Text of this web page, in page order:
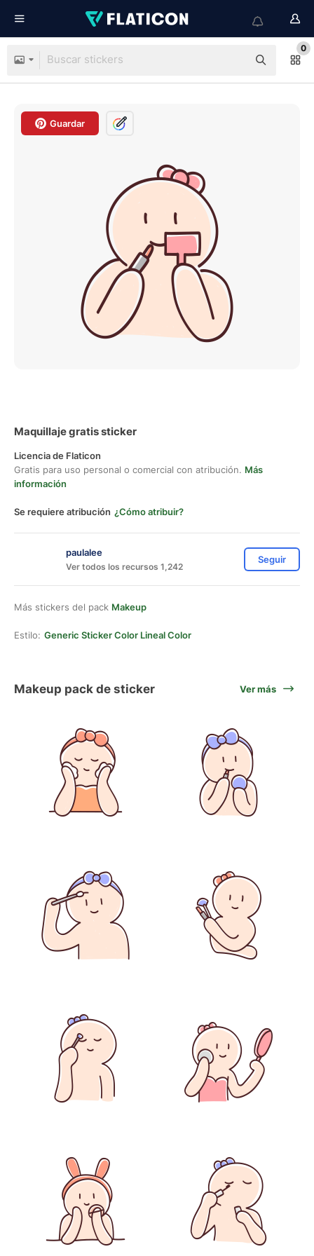
0
Guardar
Maquillaje gratis sticker
Licencia de Flaticon
Gratis para uso personal o comercial con atribución. Más
información
Se requiere atribución ¿Cómo atribuir?
paulalee
Ver todos los recursos 1,242
Seguir
Más stickers del pack Makeup
Estilo: Generic Sticker Color Lineal Color
Makeup pack de sticker Ver más